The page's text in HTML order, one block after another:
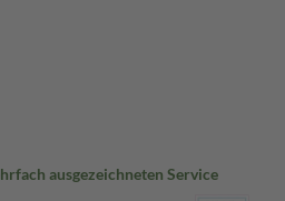
ausgezeichneten Service